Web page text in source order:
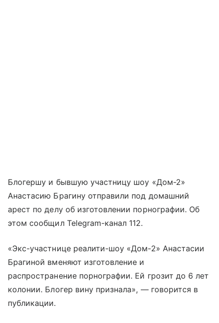
Блогершу и бывшую участницу шоу «Дом-2»
Анастасию Брагину отправили под домашний
арест по делу об изготовлении порнографии. Об
этом сообщил Telegram-канал 112.
«Экс-участнице реалити-шоу «Дом-2» Анастасии
Брагиной вменяют изготовление и
распространение порнографии. Ей грозит до 6 лет
колонии. Блогер вину признала», — говорится в
публикации.